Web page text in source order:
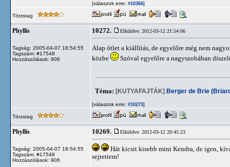
[válaszok erre: #10366]
Törzstag
Phyllis
Tagság: 2005-04-07 18:54:55
Tagszám: #17548
Hozzászólások: 906
10272. Elküldve: 2012-03-12 21:54:06
Alap ötlet a kiállítás, de egyelőre még nem
közbe
Szóval egyelőre a nagyszobában
Téma: [KUTYAFAJTÁK] Berger de Brie
[válaszok erre: #10273]
Törzstag
Phyllis
Tagság: 2005-04-07 18:54:55
Tagszám: #17548
Hozzászólások: 906
10269. Elküldve: 2012-03-12 20:45:23
Hát kicsit kisebb mint Kendra, de igen,
sejtettem!